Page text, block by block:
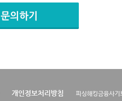
개인정보처리방침 피싱해킹금융사기